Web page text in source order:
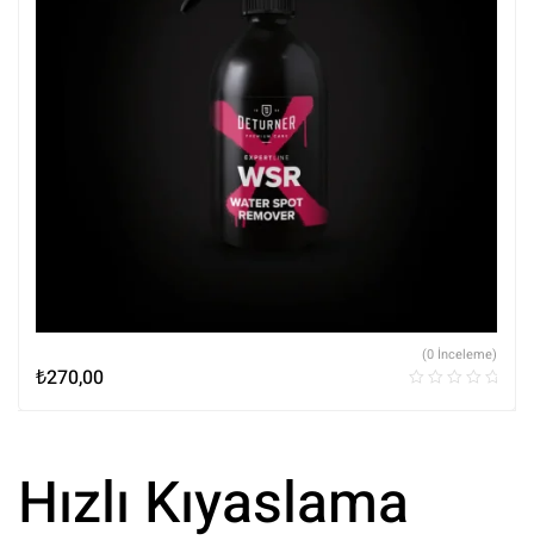
₺270,00
(0 İnceleme)
Hızlı Kıyaslama